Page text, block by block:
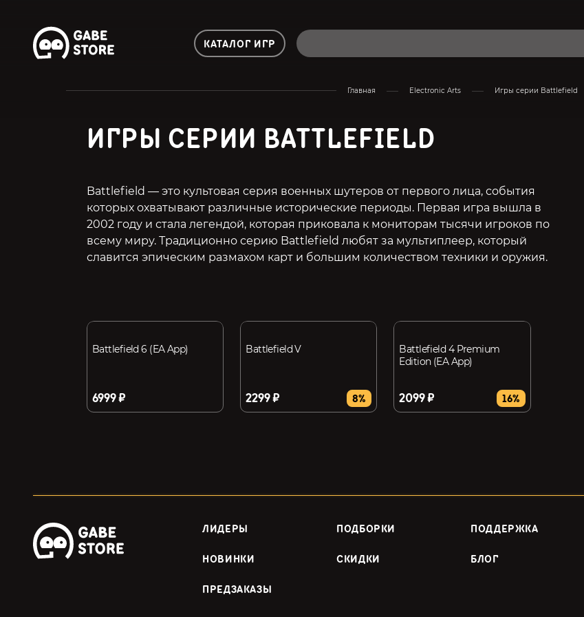
КАТАЛОГ ИГР
Главная Electronic Arts Игры серии Battlefield
ИГРЫ СЕРИИ BATTLEFIELD
Battlefield — это культовая серия военных шутеров от первого лица, события
которых охватывают различные исторические периоды. Первая игра вышла в
2002 году и стала легендой, которая приковала к мониторам тысячи игроков по
всему миру. Традиционно серию Battlefield любят за мультиплеер, который
славится эпическим размахом карт и большим количеством техники и оружия.
Battlefield 6 (EA App)
6999 ₽
Battlefield V
2299 ₽ 8%
Battlefield 4 Premium
Edition (EA App)
2099 ₽ 16%
ЛИДЕРЫ ПОДБОРКИ ПОДДЕРЖКА
НОВИНКИ СКИДКИ БЛОГ
ПРЕДЗАКАЗЫ